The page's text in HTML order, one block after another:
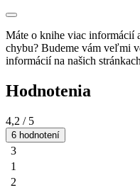
Máte o knihe viac informácií
chybu? Budeme vám veľmi
informácií na našich
Hodnotenia
4,2 / 5
6 hodnotení
3
1
2